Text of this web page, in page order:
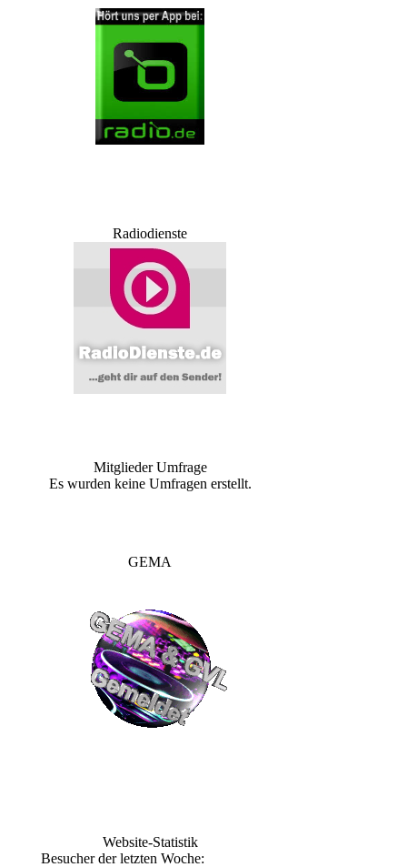
Radiodienste
Mitglieder Umfrage
Es wurden keine Umfragen erstellt.
GEMA
Website-Statistik
Besucher der letzten Woche: